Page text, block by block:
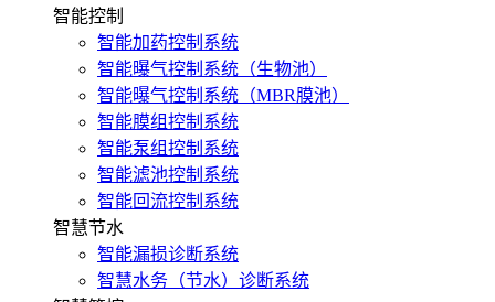
智能控制
智能加药控制系统
智能曝气控制系统（生物池）
智能曝气控制系统（MBR膜池）
智能膜组控制系统
智能泵组控制系统
智能滤池控制系统
智能回流控制系统
智慧节水
智能漏损诊断系统
智慧水务（节水）诊断系统